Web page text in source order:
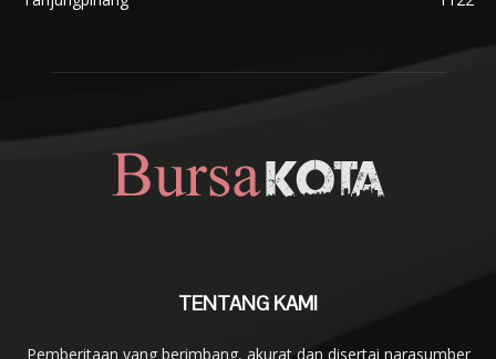
TENTANG KAMI
Pemberitaan yang berimbang, akurat dan disertai narasumber